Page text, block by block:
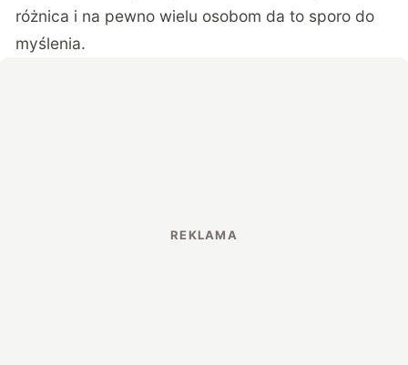
różnica i na pewno wielu osobom da to sporo do
myślenia.